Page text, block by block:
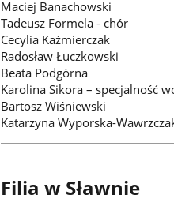
Maciej Banachowski
Tadeusz Formela - chór
Cecylia Kaźmierczak
Radosław Łuczkowski
Beata Podgórna
Karolina Sikora – specjalność
Bartosz Wiśniewski
Katarzyna Wyporska-
Filia w Sławnie